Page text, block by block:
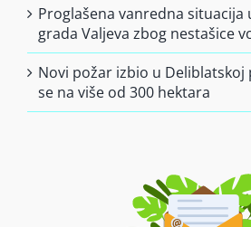
Proglašena vanredna
grada Valjeva zbog nestašice
Novi požar izbio u Deliblatskoj
se na više od 300 hektara